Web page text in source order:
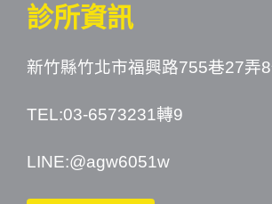
診所資訊
新竹縣竹北市福興路755巷27弄
TEL:03-6573231轉9
LINE:@agw6051w